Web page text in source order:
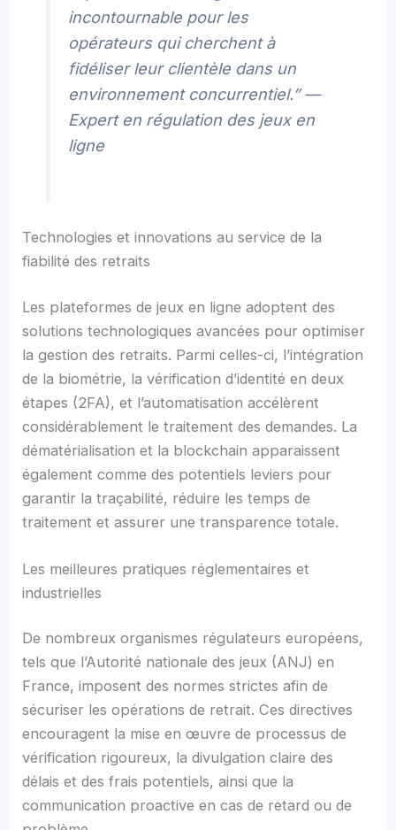
incontournable pour les
opérateurs qui cherchent à
fidéliser leur clientèle dans un
environnement concurrentiel.” —
Expert en régulation des jeux en
ligne
Technologies et innovations au service de la
fiabilité des retraits
Les plateformes de jeux en ligne adoptent des
solutions technologiques avancées pour optimiser
la gestion des retraits. Parmi celles-ci, l’intégration
de la biométrie, la vérification d’identité en deux
étapes (2FA), et l’automatisation accélèrent
considérablement le traitement des demandes. La
dématérialisation et la blockchain apparaissent
également comme des potentiels leviers pour
garantir la traçabilité, réduire les temps de
traitement et assurer une transparence totale.
Les meilleures pratiques réglementaires et
industrielles
De nombreux organismes régulateurs européens,
tels que l’Autorité nationale des jeux (ANJ) en
France, imposent des normes strictes afin de
sécuriser les opérations de retrait. Ces directives
encouragent la mise en œuvre de processus de
vérification rigoureux, la divulgation claire des
délais et des frais potentiels, ainsi que la
communication proactive en cas de retard ou de